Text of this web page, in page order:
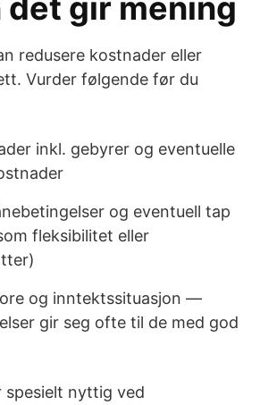
det gir mening
redusere kostnader eller
Vurder følgende før du
inkl. gebyrer og eventuelle
og eventuell tap
fleksibilitet eller
og inntektssituasjon —
gir seg ofte til de med god
spesielt nyttig ved